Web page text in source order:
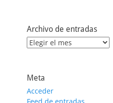
Archivo de entradas
Archivo
Meta
Acceder